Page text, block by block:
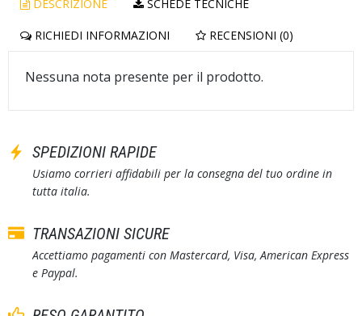
DESCRIZIONE SCHEDE TECNICHE
RICHIEDI INFORMAZIONI RECENSIONI (0)
Nessuna nota presente per il prodotto.
SPEDIZIONI RAPIDE
Usiamo corrieri affidabili per la consegna del tuo ordine in
tutta italia.
TRANSAZIONI SICURE
Accettiamo pagamenti con Mastercard, Visa, American Express
e Paypal.